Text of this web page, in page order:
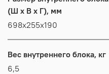
(Ш x В x Г), мм
698x255x190
Вес внутреннего блока, кг
6,5